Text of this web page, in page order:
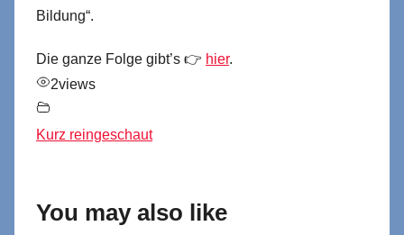
Bildung“.
Die ganze Folge gibt’s 👉 hier.
2views
Kurz reingeschaut
You may also like